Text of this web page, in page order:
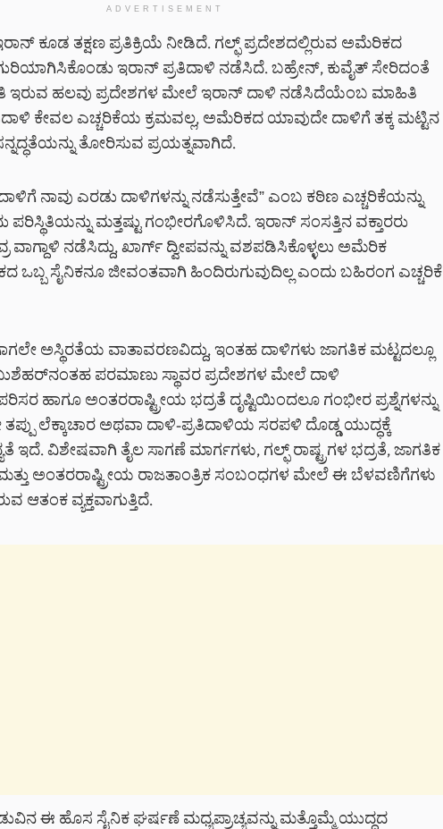
ADVERTISEMENT
ಕೂಡ ತಕ್ಷಣ ಪ್ರತಿಕ್ರಿಯೆ ನೀಡಿದೆ. ಗಲ್ಫ್ ಪ್ರದೇಶದಲ್ಲಿರುವ ಅಮೆರಿಕದ
ಇರಾನ್ ಪ್ರತಿದಾಳಿ ನಡೆಸಿದೆ. ಬಹ್ರೇನ್, ಕುವೈತ್ ಸೇರಿದಂತೆ
ಇರುವ ಹಲವು ಪ್ರದೇಶಗಳ ಮೇಲೆ ಇರಾನ್ ದಾಳಿ ನಡೆಸಿದೆಯೆಂಬ ಮಾಹಿತಿ
ಕೇವಲ ಎಚ್ಚರಿಕೆಯ ಕ್ರಮವಲ್ಲ, ಅಮೆರಿಕದ ಯಾವುದೇ ದಾಳಿಗೆ ತಕ್ಕ ಮಟ್ಟಿನ
ತೋರಿಸುವ ಪ್ರಯತ್ನವಾಗಿದೆ.
ನಾವು ಎರಡು ದಾಳಿಗಳನ್ನು ನಡೆಸುತ್ತೇವೆ” ಎಂಬ ಕಠಿಣ ಎಚ್ಚರಿಕೆಯನ್ನು
ಪರಿಸ್ಥಿತಿಯನ್ನು ಮತ್ತಷ್ಟು ಗಂಭೀರಗೊಳಿಸಿದೆ. ಇರಾನ್ ಸಂಸತ್ತಿನ ವಕ್ತಾರರು
ವಾಗ್ದಾಳಿ ನಡೆಸಿದ್ದು, ಖಾರ್ಗ್ ದ್ವೀಪವನ್ನು ವಶಪಡಿಸಿಕೊಳ್ಳಲು ಅಮೆರಿಕ
ಸೈನಿಕನೂ ಜೀವಂತವಾಗಿ ಹಿಂದಿರುಗುವುದಿಲ್ಲ ಎಂದು ಬಹಿರಂಗ ಎಚ್ಚರಿಕೆ
ಅಸ್ಥಿರತೆಯ ವಾತಾವರಣವಿದ್ದು, ಇಂತಹ ದಾಳಿಗಳು ಜಾಗತಿಕ ಮಟ್ಟದಲ್ಲೂ
ಪರಮಾಣು ಸ್ಥಾವರ ಪ್ರದೇಶಗಳ ಮೇಲೆ ದಾಳಿ
ಹಾಗೂ ಅಂತರರಾಷ್ಟ್ರೀಯ ಭದ್ರತೆ ದೃಷ್ಟಿಯಿಂದಲೂ ಗಂಭೀರ ಪ್ರಶ್ನೆಗಳನ್ನು
ಲೆಕ್ಕಾಚಾರ ಅಥವಾ ದಾಳಿ-ಪ್ರತಿದಾಳಿಯ ಸರಪಳಿ ದೊಡ್ಡ ಯುದ್ಧಕ್ಕೆ
ಇದೆ. ವಿಶೇಷವಾಗಿ ತೈಲ ಸಾಗಣೆ ಮಾರ್ಗಗಳು, ಗಲ್ಫ್ ರಾಷ್ಟ್ರಗಳ ಭದ್ರತೆ, ಜಾಗತಿಕ
ಅಂತರರಾಷ್ಟ್ರೀಯ ರಾಜತಾಂತ್ರಿಕ ಸಂಬಂಧಗಳ ಮೇಲೆ ಈ ಬೆಳವಣಿಗೆಗಳು
ಆತಂಕ ವ್ಯಕ್ತವಾಗುತ್ತಿದೆ.
ಈ ಹೊಸ ಸೈನಿಕ ಘರ್ಷಣೆ ಮಧ್ಯಪ್ರಾಚ್ಯವನ್ನು ಮತ್ತೊಮ್ಮೆ ಯುದ್ಧದ